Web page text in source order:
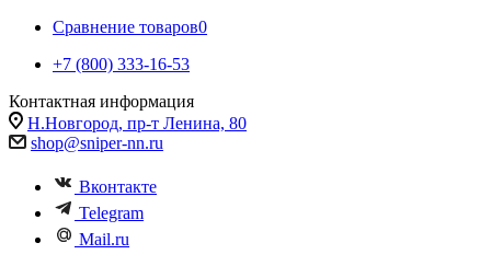
Сравнение товаров0
+7 (800) 333-16-53
Контактная информация
Н.Новгород, пр-т Ленина, 80
shop@sniper-nn.ru
Вконтакте
Telegram
Mail.ru